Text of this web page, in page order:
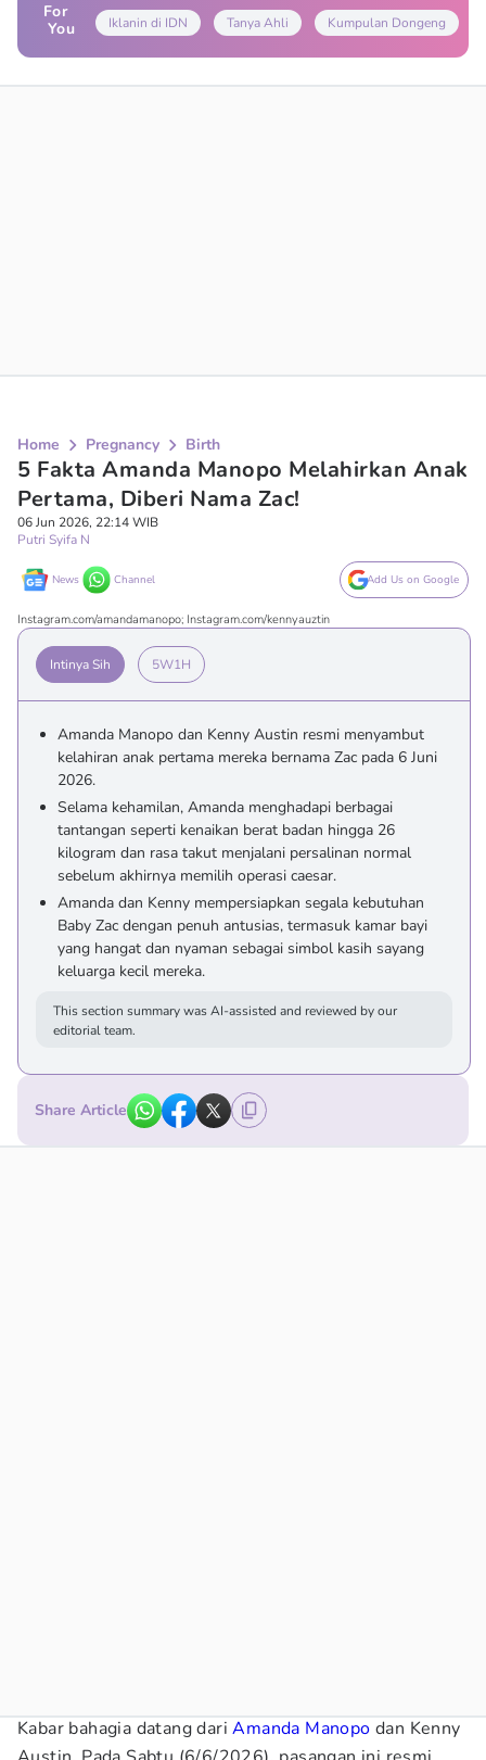
For
You
Iklanin di IDN Tanya Ahli Kumpulan Dongeng
Home Pregnancy Birth
5 Fakta Amanda Manopo Melahirkan Anak
Pertama, Diberi Nama Zac!
06 Jun 2026, 22:14 WIB
Putri Syifa N
News Channel Add Us on Google
Instagram.com/amandamanopo; Instagram.com/kennyauztin
Intinya Sih 5W1H
Amanda Manopo dan Kenny Austin resmi menyambut
kelahiran anak pertama mereka bernama Zac pada 6 Juni
2026.
Selama kehamilan, Amanda menghadapi berbagai
tantangan seperti kenaikan berat badan hingga 26
kilogram dan rasa takut menjalani persalinan normal
sebelum akhirnya memilih operasi caesar.
Amanda dan Kenny mempersiapkan segala kebutuhan
Baby Zac dengan penuh antusias, termasuk kamar bayi
yang hangat dan nyaman sebagai simbol kasih sayang
keluarga kecil mereka.
This section summary was AI-assisted and reviewed by our
editorial team.
Share Article
Kabar bahagia datang dariAmanda Manopo dan Kenny